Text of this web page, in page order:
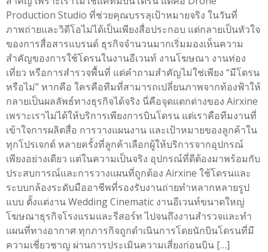
Production Studio ที่ช่วยคุณบรรลุเป้าหมายจริง ในวันที่
ภาพถ่ายและวิดีโอไม่ได้เป็นเพียงสื่อประกอบ แต่กลายเป็นหัวใจ
ของการสื่อสารแบรนด์ ธุรกิจจำนวนมากเริ่มมองเห็นความ
สำคัญของการใช้โดรนในงานอีเวนท์ งานโฆษณา งานท่อง
เที่ยว หรือการสำรวจพื้นที่ แต่คำถามสำคัญไม่ใช่เพียง “มีโดรน
หรือไม่” หากคือ ใครคือทีมที่สามารถเปลี่ยนภาพจากท้องฟ้าให้
กลายเป็นผลลัพธ์ทางธุรกิจได้จริง นี่คือจุดแตกต่างของ Airxine
เพราะเราไม่ได้ให้บริการเพียงการบินโดรน แต่เราคือทีมงานที่
เข้าใจการผลิตสื่อ การวางแผนงาน และเป้าหมายของลูกค้าใน
ทุกโปรเจกต์ หลายครั้งที่ลูกค้าเลือกผู้ให้บริการจากอุปกรณ์
เพียงอย่างเดียว แต่ในความเป็นจริง อุปกรณ์ที่ดีต้องมาพร้อมกับ
ประสบการณ์และการวางแผนที่ถูกต้อง Airxine ใช้โดรนและ
ระบบกล้องระดับมืออาชีพที่รองรับงานถ่ายทำหลากหลายรูป
แบบ ตั้งแต่งาน Wedding Cinematic งานอีเวนท์ขนาดใหญ่
โฆษณาธุรกิจโรงแรมและรีสอร์ท ไปจนถึงงานสำรวจและทำ
แผนที่ทางอากาศ ทุกภารกิจถูกดำเนินการโดยนักบินโดรนที่มี
ความเชี่ยวชาญ ผ่านการประเมินความเสี่ยงก่อนบิน […]